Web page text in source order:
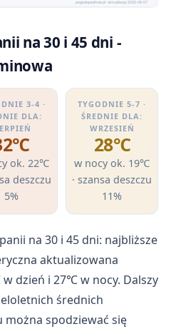
na 30 i 45 dni -
3-4 ·
DLA:
ok. 22℃
deszczu
5%
TYGODNIE 5-7 ·
ŚREDNIE DLA:
WRZESIEŃ
28℃
w nocy ok. 19℃
· szansa deszczu
11%
na 30 i 45 dni: najbliższe
aktualizowana
dzień i 27℃ w nocy. Dalszy
średnich
spodziewać się